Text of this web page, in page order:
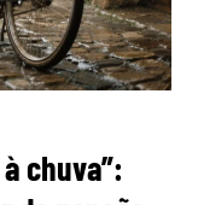
chuva”: